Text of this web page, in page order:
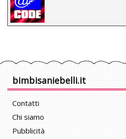
bimbisaniebelli.it
Contatti
Chi siamo
Pubblicità